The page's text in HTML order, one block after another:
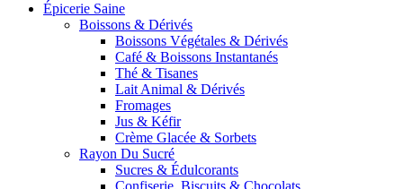
Épicerie Saine
Boissons & Dérivés
Boissons Végétales & Dérivés
Café & Boissons Instantanés
Thé & Tisanes
Lait Animal & Dérivés
Fromages
Jus & Kéfir
Crème Glacée & Sorbets
Rayon Du Sucré
Sucres & Édulcorants
Confiserie, Biscuits & Chocolats